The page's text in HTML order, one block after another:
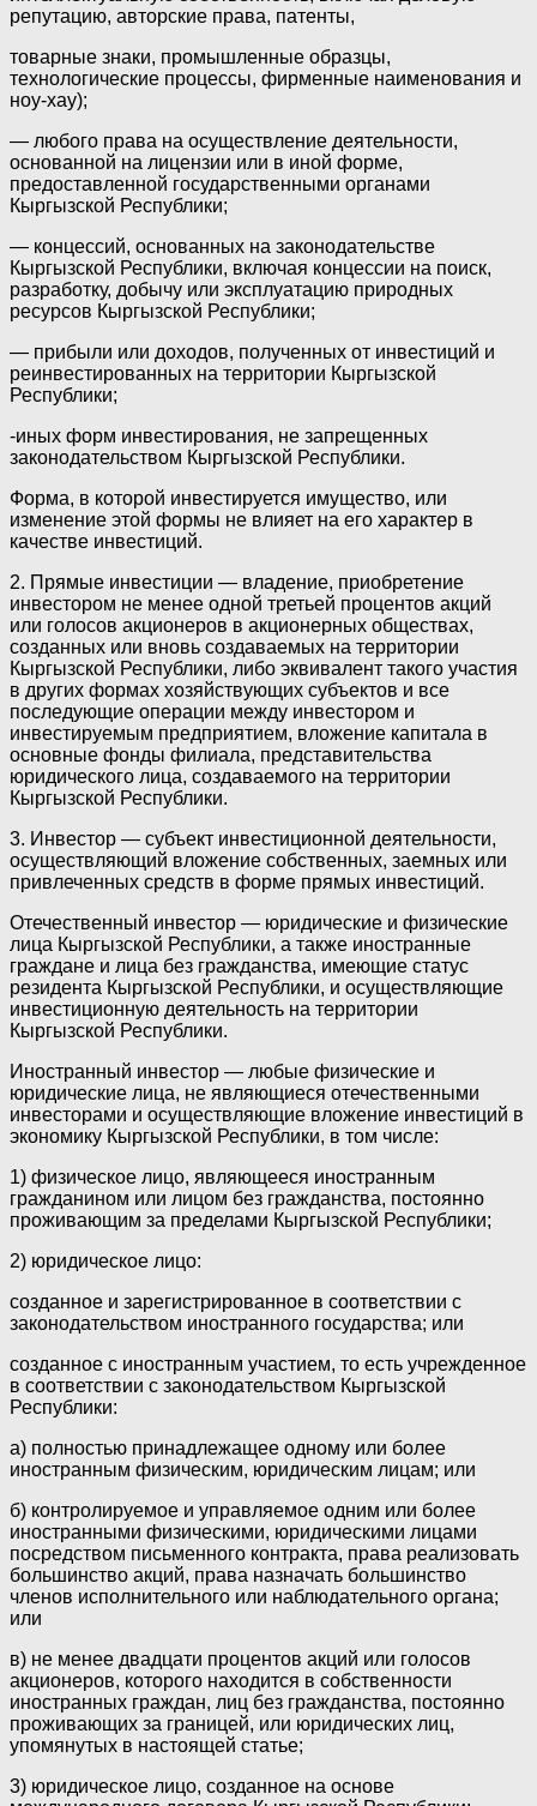
репутацию, авторские права, патенты,
товарные знаки, промышленные образцы,
технологические процессы, фирменные наименования и
ноу-хау);
— любого права на осуществление деятельности,
основанной на лицензии или в иной форме,
предоставленной государственными органами
Кыргызской Республики;
— концессий, основанных на законодательстве
Кыргызской Республики, включая концессии на поиск,
разработку, добычу или эксплуатацию природных
ресурсов Кыргызской Республики;
— прибыли или доходов, полученных от инвестиций и
реинвестированных на территории Кыргызской
Республики;
-иных форм инвестирования, не запрещенных
законодательством Кыргызской Республики.
Форма, в которой инвестируется имущество, или
изменение этой формы не влияет на его характер в
качестве инвестиций.
2. Прямые инвестиции — владение, приобретение
инвестором не менее одной третьей процентов акций
или голосов акционеров в акционерных обществах,
созданных или вновь создаваемых на территории
Кыргызской Республики, либо эквивалент такого участия
в других формах хозяйствующих субъектов и все
последующие операции между инвестором и
инвестируемым предприятием, вложение капитала в
основные фонды филиала, представительства
юридического лица, создаваемого на территории
Кыргызской Республики.
3. Инвестор — субъект инвестиционной деятельности,
осуществляющий вложение собственных, заемных или
привлеченных средств в форме прямых инвестиций.
Отечественный инвестор — юридические и физические
лица Кыргызской Республики, а также иностранные
граждане и лица без гражданства, имеющие статус
резидента Кыргызской Республики, и осуществляющие
инвестиционную деятельность на территории
Кыргызской Республики.
Иностранный инвестор — любые физические и
юридические лица, не являющиеся отечественными
инвесторами и осуществляющие вложение инвестиций в
экономику Кыргызской Республики, в том числе:
1) физическое лицо, являющееся иностранным
гражданином или лицом без гражданства, постоянно
проживающим за пределами Кыргызской Республики;
2) юридическое лицо:
созданное и зарегистрированное в соответствии с
законодательством иностранного государства; или
созданное с иностранным участием, то есть учрежденное
в соответствии с законодательством Кыргызской
Республики:
а) полностью принадлежащее одному или более
иностранным физическим, юридическим лицам; или
б) контролируемое и управляемое одним или более
иностранными физическими, юридическими лицами
посредством письменного контракта, права реализовать
большинство акций, права назначать большинство
членов исполнительного или наблюдательного органа;
или
в) не менее двадцати процентов акций или голосов
акционеров, которого находится в собственности
иностранных граждан, лиц без гражданства, постоянно
проживающих за границей, или юридических лиц,
упомянутых в настоящей статье;
3) юридическое лицо, созданное на основе